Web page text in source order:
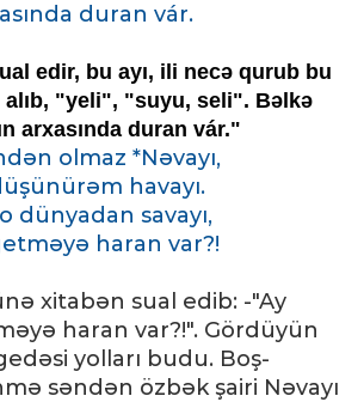
duran vár.
edir, bu ayı, ili necə qurub bu
alıb, "yeli", "suyu, seli". Bəlkə
arxasında duran vár."
olmaz *Nəvayı,
havayı.
dünyadan savayı,
haran var?!
xitabən sual edib: -"Ay
haran var?!". Gördüyün
yolları budu. Boş-
səndən özbək şairi Nəvayı